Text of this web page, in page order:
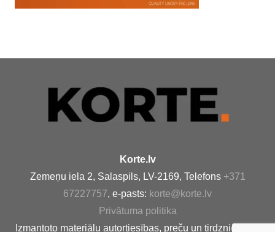
Korte.lv
Zemeņu iela 2, Salaspils, LV-2169, Telefons +371
67227757, e-pasts: korte@korte.lv
Privātuma politika
Izmantoto materiālu autortiesības, preču un tirdzniecības